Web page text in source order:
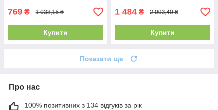
769 ₴ 1 038,15 ₴
Купити
1 484 ₴ 2 003,40 ₴
Купити
Показати ще
Про нас
100% позитивних з 134 відгуків за рік